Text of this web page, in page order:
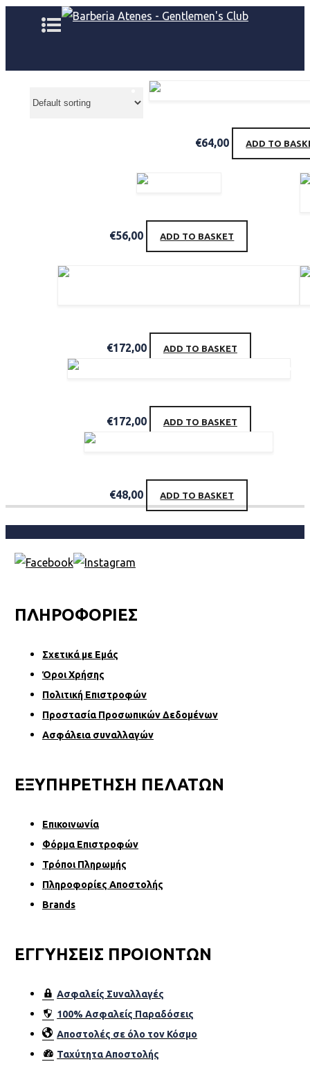
€64,00 ADD TO
€56,00 ADD TO BASKET
€172,00 ADD TO BASKET
€172,00 ADD TO BASKET
€48,00 ADD TO BASKET
ΠΛΗΡΟΦΟΡΙΕΣ
Σχετικά µε Εµάς
Όροι Χρήσης
Πολιτική Επιστροφών
Προστασία Προσωπικών Δεδομένων
Ασφάλεια συναλλαγών
ΕΞΥΠΗΡΕΤΗΣΗ ΠΕΛΑΤΩΝ
Επικοινωνία
Φόρµα Επιστροφών
Τρόποι Πληρωμής
Πληροφορίες Αποστολής
Brands
ΕΓΓΥΗΣΕΙΣ ΠΡΟΙΟΝΤΩΝ
Ασφαλείς Συναλλαγές
100% Ασφαλείς Παραδόσεις
Αποστολές σε όλο τον Κόσµο
Ταχύτητα Αποστολής